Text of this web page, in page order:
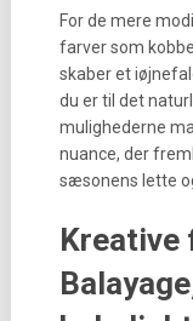
For de mere
farver som
skaber et
du er til det
mulighederne
nuance, der
sæsonens lette
Kreative